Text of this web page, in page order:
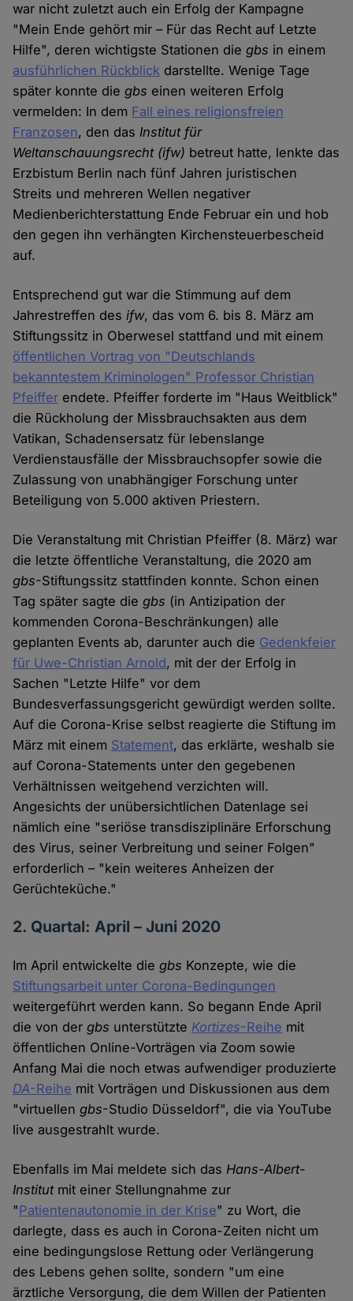
war nicht zuletzt auch ein Erfolg der Kampagne
"Mein Ende gehört mir – Für das Recht auf Letzte
Hilfe", deren wichtigste Stationen diegbs in einem
ausführlichen Rückblick darstellte. Wenige Tage
später konnte diegbs einen weiteren Erfolg
vermelden: In dem Fall eines religionsfreien
Franzosen, den dasInstitut für
Weltanschauungsrecht (ifw) betreut hatte, lenkte das
Erzbistum Berlin nach fünf Jahren juristischen
Streits und mehreren Wellen negativer
Medienberichterstattung Ende Februar ein und hob
den gegen ihn verhängten Kirchensteuerbescheid
auf.
Entsprechend gut war die Stimmung auf dem
Jahrestreffen desifw, das vom 6. bis 8. März am
Stiftungssitz in Oberwesel stattfand und mit einem
öffentlichen Vortrag von "Deutschlands
bekanntestem Kriminologen" Professor Christian
Pfeiffer endete. Pfeiffer forderte im "Haus Weitblick"
die Rückholung der Missbrauchsakten aus dem
Vatikan, Schadensersatz für lebenslange
Verdienstausfälle der Missbrauchsopfer sowie die
Zulassung von unabhängiger Forschung unter
Beteiligung von 5.000 aktiven Priestern.
Die Veranstaltung mit Christian Pfeiffer (8. März) war
die letzte öffentliche Veranstaltung, die 2020 am
gbs-Stiftungssitz stattfinden konnte. Schon einen
Tag später sagte diegbs (in Antizipation der
kommenden Corona-Beschränkungen) alle
geplanten Events ab, darunter auch die Gedenkfeier
für Uwe-Christian Arnold, mit der der Erfolg in
Sachen "Letzte Hilfe" vor dem
Bundesverfassungsgericht gewürdigt werden sollte.
Auf die Corona-Krise selbst reagierte die Stiftung im
März mit einem Statement, das erklärte, weshalb sie
auf Corona-Statements unter den gegebenen
Verhältnissen weitgehend verzichten will.
Angesichts der unübersichtlichen Datenlage sei
nämlich eine "seriöse transdisziplinäre Erforschung
des Virus, seiner Verbreitung und seiner Folgen"
erforderlich – "kein weiteres Anheizen der
Gerüchteküche."
2. Quartal: April – Juni 2020
Im April entwickelte diegbs Konzepte, wie die
Stiftungsarbeit unter Corona-Bedingungen
weitergeführt werden kann. So begann Ende April
die von dergbs unterstützte Kortizes-Reihe mit
öffentlichen Online-Vorträgen via Zoom sowie
Anfang Mai die noch etwas aufwendiger produzierte
DA-Reihe mit Vorträgen und Diskussionen aus dem
"virtuellengbs-Studio Düsseldorf", die via YouTube
live ausgestrahlt wurde.
Ebenfalls im Mai meldete sich dasHans-Albert-
Institutmit einer Stellungnahme zur
"Patientenautonomie in der Krise" zu Wort, die
darlegte, dass es auch in Corona-Zeiten nicht um
eine bedingungslose Rettung oder Verlängerung
des Lebens gehen sollte, sondern "um eine
ärztliche Versorgung, die dem Willen der Patienten